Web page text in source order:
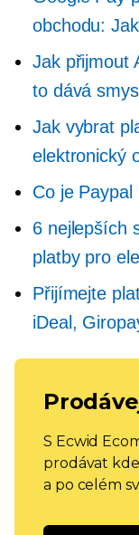
obchodu:
Jak přijmout
to dává
Jak vybrat
elektronický
Co je
6 nejlepších
platby pro
Přijímejte
iDeal,
S Ecwid
prodávat
a po celém